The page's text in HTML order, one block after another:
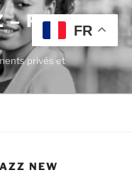
– POP
privés et
NEW
FR